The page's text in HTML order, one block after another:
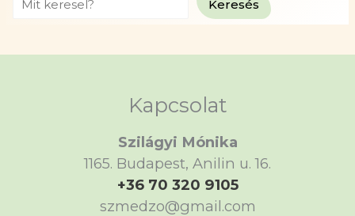
Keresés
Kapcsolat
Szilágyi Mónika
1165. Budapest, Anilin u. 16.
+36 70 320 9105
szmedzo@gmail.com